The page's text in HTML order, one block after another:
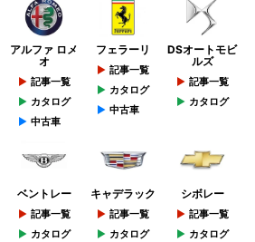
アルファ ロメ
オ
記事一覧
カタログ
中古車
フェラーリ
記事一覧
カタログ
中古車
DSオートモビ
ルズ
記事一覧
カタログ
ベントレー
記事一覧
カタログ
キャデラック
記事一覧
カタログ
シボレー
記事一覧
カタログ